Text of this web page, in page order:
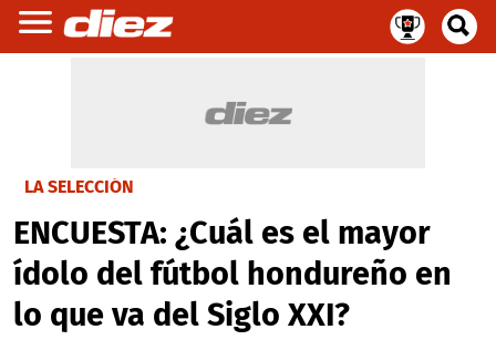
LA SELECCIÓN
ENCUESTA: ¿Cuál es el mayor
ídolo del fútbol hondureño en
lo que va del Siglo XXI?